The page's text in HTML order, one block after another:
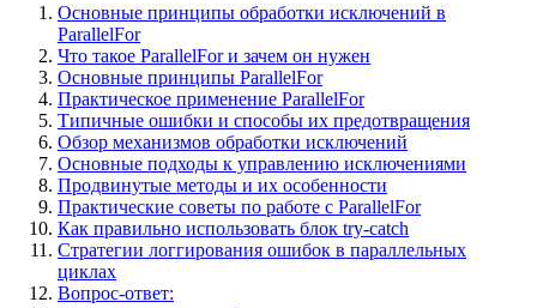
Основные принципы обработки исключений в
ParallelFor
Что такое ParallelFor и зачем он нужен
Основные принципы ParallelFor
Практическое применение ParallelFor
Типичные ошибки и способы их предотвращения
Обзор механизмов обработки исключений
Основные подходы к управлению исключениями
Продвинутые методы и их особенности
Практические советы по работе с ParallelFor
Как правильно использовать блок try-catch
Стратегии логгирования ошибок в параллельных
циклах
Вопрос-ответ: